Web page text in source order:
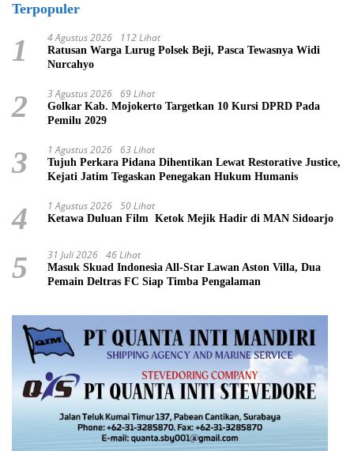
Terpopuler
1 4 Agustus 2026 112 Lihat
Ratusan Warga Lurug Polsek Beji, Pasca Tewasnya Widi
Nurcahyo
2 3 Agustus 2026 69 Lihat
Golkar Kab. Mojokerto Targetkan 10 Kursi DPRD Pada
Pemilu 2029
3 1 Agustus 2026 63 Lihat
Tujuh Perkara Pidana Dihentikan Lewat Restorative Justice,
Kejati Jatim Tegaskan Penegakan Hukum Humanis
4 1 Agustus 2026 50 Lihat
Ketawa Duluan Film Ketok Mejik Hadir di MAN Sidoarjo
5 31 Juli 2026 46 Lihat
Masuk Skuad Indonesia All-Star Lawan Aston Villa, Dua
Pemain Deltras FC Siap Timba Pengalaman ​